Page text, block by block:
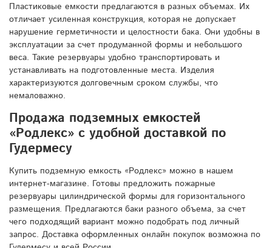
Пластиковые емкости предлагаются в разных объемах. Их
отличает усиленная конструкция, которая не допускает
нарушение герметичности и целостности бака. Они удобны в
эксплуатации за счет продуманной формы и небольшого
веса. Такие резервуары удобно транспортировать и
устанавливать на подготовленные места. Изделия
характеризуются долговечным сроком службы, что
немаловажно.
Продажа подземных емкостей
«Родлекс» с удобной доставкой по
Гудермесу
Купить подземную емкость «Родлекс» можно в нашем
интернет-магазине. Готовы предложить пожарные
резервуары цилиндрической формы для горизонтального
размещения. Предлагаются баки разного объема, за счет
чего подходящий вариант можно подобрать под личный
запрос. Доставка оформленных онлайн покупок возможна по